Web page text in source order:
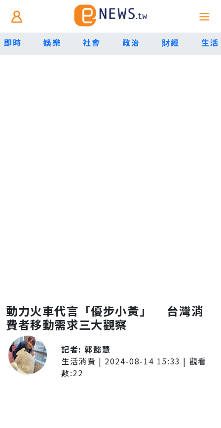
即時 娛樂 社會 政治 財經 生活
動力火車代言「優步小黃」 台灣消
費者移動需求三大觀察
記者:郭懿慧
生活消費 | 2024-08-14 15:33 | 觀看
數:22